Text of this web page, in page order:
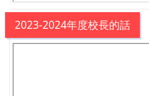
2023-2024年度校長的話